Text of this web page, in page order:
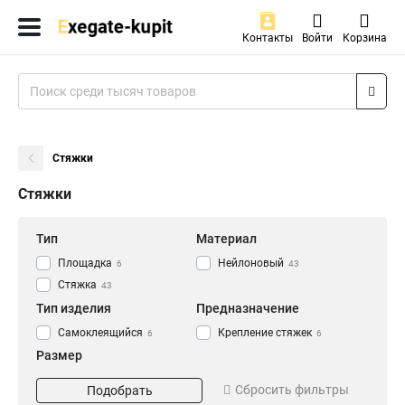
Контакты Войти Корзина
Стяжки
Стяжки
Тип
Площадка 6
Стяжка 43
Материал
Нейлоновый 43
Тип изделия
Самоклеящийся 6
Предназначение
Крепление стяжек 6
Размер
500x7.5 2
500x4.8 2
Подобрать Сбросить фильтры